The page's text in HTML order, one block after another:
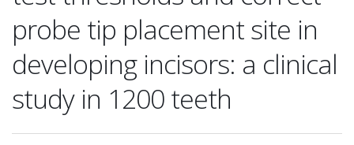
probe tip placement site in
developing incisors: a clinical
study in 1200 teeth